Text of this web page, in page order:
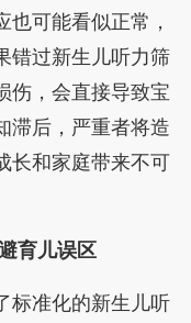
可能看似正常，
错过新生儿听力筛
伤，会直接导致宝
滞后，严重者将造
长和家庭带来不可
育儿误区
标准化的新生儿听